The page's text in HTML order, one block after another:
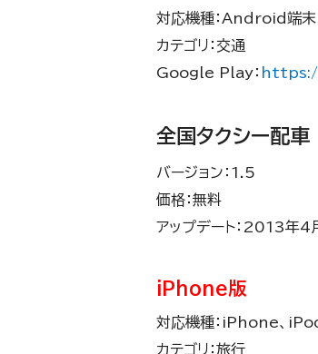
対応機種：Android端
カテゴリ：交通
Google Play：
全国タクシー配車
バージョン：1.5
価格：無料
アップデート：2013年4
iPhone版
対応機種：iPhone、
カテゴリ：旅行